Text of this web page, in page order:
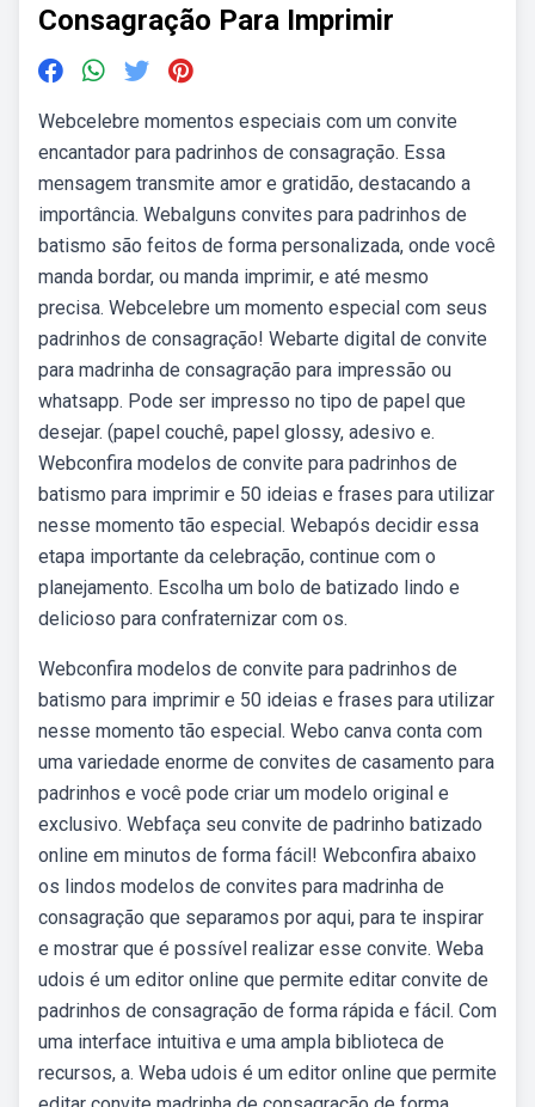
Consagração Para Imprimir
Webcelebre momentos especiais com um convite
encantador para padrinhos de consagração. Essa
mensagem transmite amor e gratidão, destacando a
importância. Webalguns convites para padrinhos de
batismo são feitos de forma personalizada, onde você
manda bordar, ou manda imprimir, e até mesmo
precisa. Webcelebre um momento especial com seus
padrinhos de consagração! Webarte digital de convite
para madrinha de consagração para impressão ou
whatsapp. Pode ser impresso no tipo de papel que
desejar. (papel couchê, papel glossy, adesivo e.
Webconfira modelos de convite para padrinhos de
batismo para imprimir e 50 ideias e frases para utilizar
nesse momento tão especial. Webapós decidir essa
etapa importante da celebração, continue com o
planejamento. Escolha um bolo de batizado lindo e
delicioso para confraternizar com os.
Webconfira modelos de convite para padrinhos de
batismo para imprimir e 50 ideias e frases para utilizar
nesse momento tão especial. Webo canva conta com
uma variedade enorme de convites de casamento para
padrinhos e você pode criar um modelo original e
exclusivo. Webfaça seu convite de padrinho batizado
online em minutos de forma fácil! Webconfira abaixo
os lindos modelos de convites para madrinha de
consagração que separamos por aqui, para te inspirar
e mostrar que é possível realizar esse convite. Weba
udois é um editor online que permite editar convite de
padrinhos de consagração de forma rápida e fácil. Com
uma interface intuitiva e uma ampla biblioteca de
recursos, a. Weba udois é um editor online que permite